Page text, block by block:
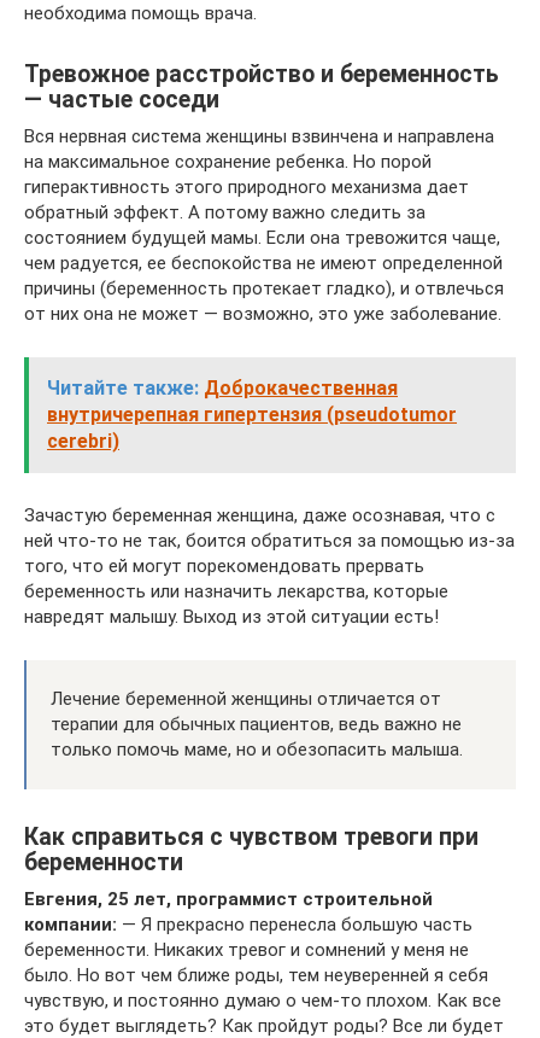
необходима помощь врача.
Тревожное расстройство и беременность
— частые соседи
Вся нервная система женщины взвинчена и направлена
на максимальное сохранение ребенка. Но порой
гиперактивность этого природного механизма дает
обратный эффект. А потому важно следить за
состоянием будущей мамы. Если она тревожится чаще,
чем радуется, ее беспокойства не имеют определенной
причины (беременность протекает гладко), и отвлечься
от них она не может — возможно, это уже заболевание.
Читайте также: Доброкачественная
внутричерепная гипертензия (pseudotumor
cerebri)
Зачастую беременная женщина, даже осознавая, что с
ней что-то не так, боится обратиться за помощью из-за
того, что ей могут порекомендовать прервать
беременность или назначить лекарства, которые
навредят малышу. Выход из этой ситуации есть!
Лечение беременной женщины отличается от
терапии для обычных пациентов, ведь важно не
только помочь маме, но и обезопасить малыша.
Как справиться с чувством тревоги при
беременности
Евгения, 25 лет, программист строительной
компании: — Я прекрасно перенесла большую часть
беременности. Никаких тревог и сомнений у меня не
было. Но вот чем ближе роды, тем неуверенней я себя
чувствую, и постоянно думаю о чем-то плохом. Как все
это будет выглядеть? Как пройдут роды? Все ли будет